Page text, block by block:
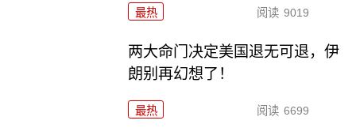
最热 阅读 9019
两大命门决定美国退无可退，伊
朗别再幻想了！
最热 阅读 6699